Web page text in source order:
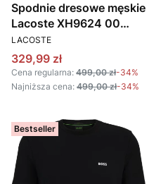
Spodnie dresowe męskie
Lacoste XH9624 00
SZARY
PRODUCENT
LACOSTE
Cena promocyjna
329,99 zł
Cena regularna: 499,00 zł-34%
Najniższa cena: 499,00 zł-34%
Bestseller